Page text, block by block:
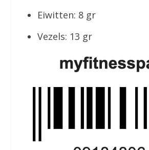
Eiwitten: 8 gr
Vezels: 13 gr